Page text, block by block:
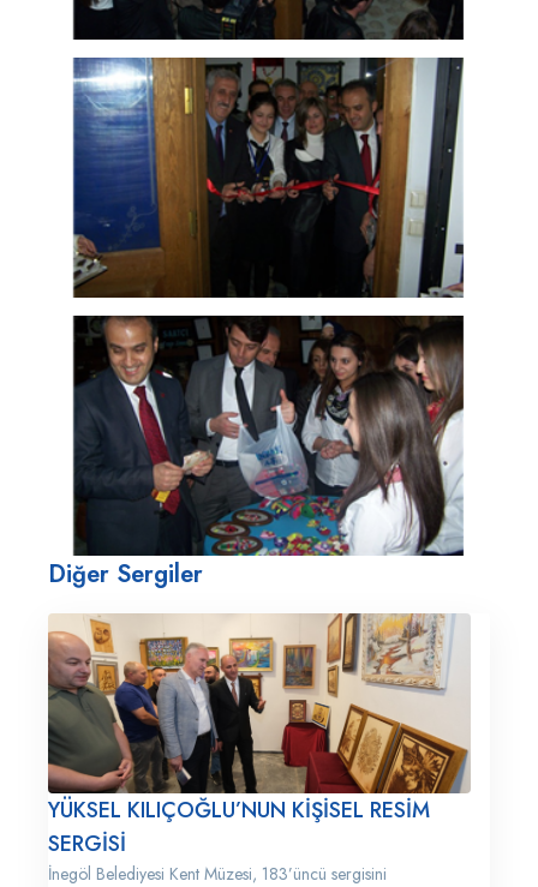
Diğer Sergiler
YÜKSEL KILIÇOĞLU’NUN KİŞİSEL RESİM
SERGİSİ
İnegöl Belediyesi Kent Müzesi, 183’üncü sergisini